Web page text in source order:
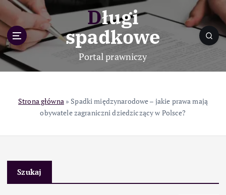
p
o
c
Długi
spadkowe
Portal prawniczy
Strona główna» Spadki międzynarodowe – jakie prawa mają
obywatele zagraniczni dziedziczący w Polsce?
Szukaj